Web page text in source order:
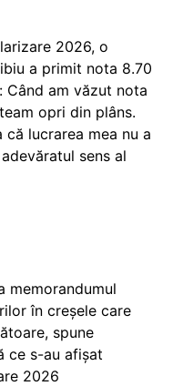
2026, o
a primit nota 8.70
Când am văzut nota
opri din plâns.
că lucrarea mea nu a
sens al
memorandumul
în creșele care
spune
ce s-au afișat
2026